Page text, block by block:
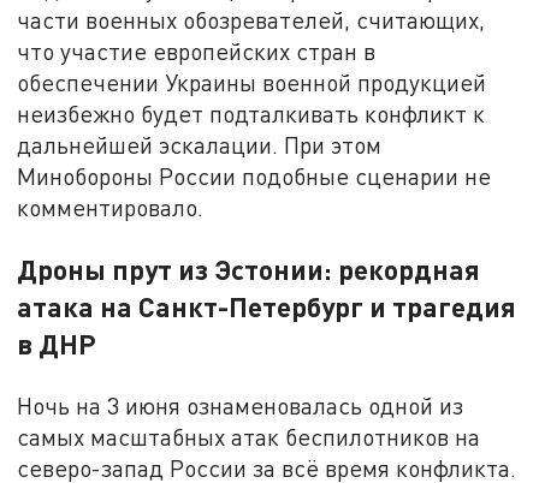
части военных обозревателей, считающих,
что участие европейских стран в
обеспечении Украины военной продукцией
неизбежно будет подталкивать конфликт к
дальнейшей эскалации. При этом
Минобороны России подобные сценарии не
комментировало.
Дроны прут из Эстонии: рекордная
атака на Санкт-Петербург и трагедия
в ДНР
Ночь на 3 июня ознаменовалась одной из
самых масштабных атак беспилотников на
северо-запад России за всё время конфликта.